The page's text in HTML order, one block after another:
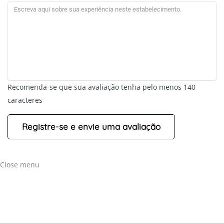
Recomenda-se que sua avaliação tenha pelo menos 140
caracteres
Close menu